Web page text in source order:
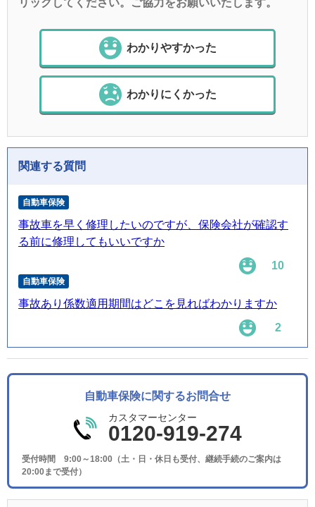
リックしてください。ご協力をお願いいたします。
わかりやすかった
わかりにくかった
関連する質問
自動車保険
事故車を早く修理したいのですが、保険会社が確認す
る前に修理してもいいですか
10
自動車保険
事故あり係数適用期間はどこを見ればわかりますか
2
自動車保険に関するお問合せ
カスタマーセンター
0120-919-274
受付時間 9:00～18:00（土・日・休日も受付、継続手続のご案内は
20:00まで受付）